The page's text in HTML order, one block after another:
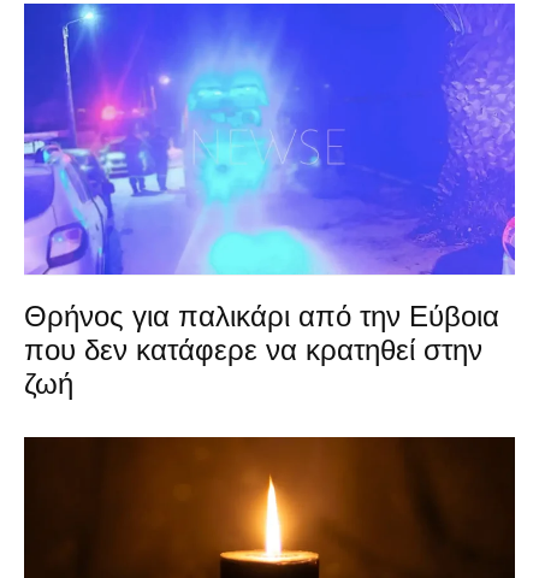
Θρήνος για παλικάρι από την Εύβοια
που δεν κατάφερε να κρατηθεί στην
ζωή